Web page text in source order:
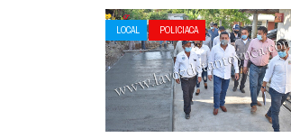
LOCAL POLICIACA